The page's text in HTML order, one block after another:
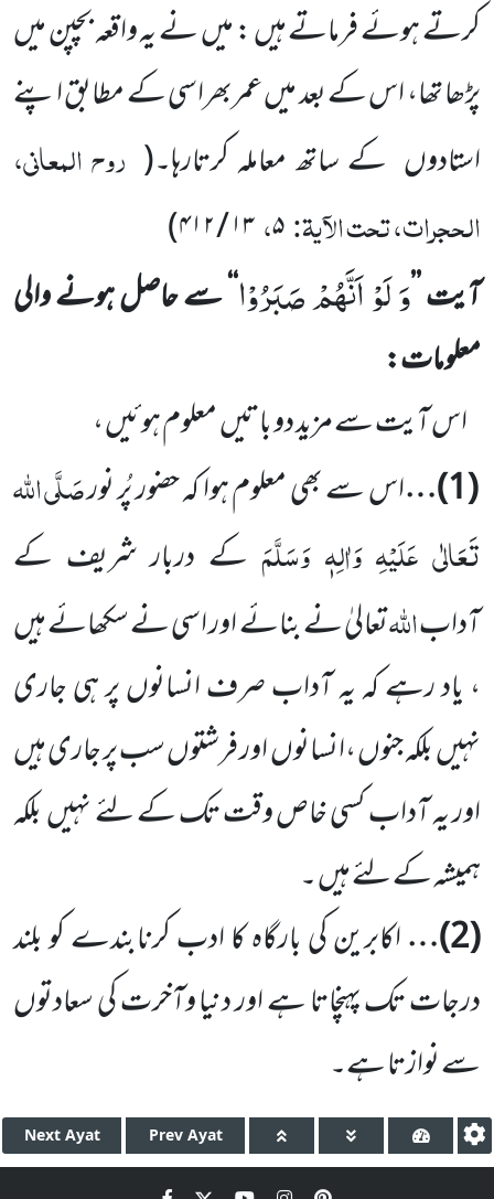
کرتے ہوئے فرماتے ہیں : میں نے یہ واقعہ بچپن میں
پڑھا تھا، اس کے بعد میں عمربھراسی کے مطابق اپنے
استادوں کے ساتھ معاملہ کرتارہا۔( روح المعانی،
الحجرات، تحت الآیۃ:۵،۱۳ / ۴۱۲
)
آیت ’’وَ لَوْ اَنَّهُمْ صَبَرُوْا‘‘ سے حاصل ہونے والی
معلومات:
اس آیت سے مزید دو باتیں معلوم ہوئیں ،
(1)
…اس سے بھی معلوم ہوا کہ حضور پُر نورصَلَّی اللہ
تَعَالٰی عَلَیْہِ وَاٰلِہٖ وَسَلَّمَ کے دربار شریف کے
آداباللہتعالیٰ نے بنائے اور اسی نے سکھائے ہیں
، یاد رہے کہ یہ آداب صرف انسانوں پر ہی جاری
نہیں بلکہ جنوں ،انسانوں اور فرشتوں سب پر جاری ہیں
اور یہ آداب کسی خاص وقت تک کے لئے نہیں بلکہ
ہمیشہ کے لئے ہیں ۔
(2)
…اکابرین کی بارگاہ کا ادب کرنابندے کو بلند
درجات تک پہنچاتا ہے اور دنیا وآخرت کی سعادتوں
سے نوازتا ہے۔
Next Ayat Prev Ayat